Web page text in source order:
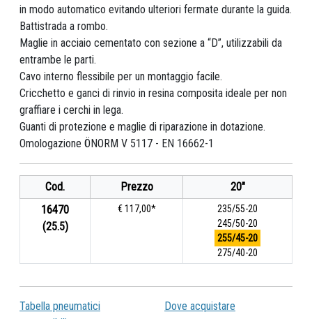
in modo automatico evitando ulteriori fermate durante la guida.
Battistrada a rombo.
Maglie in acciaio cementato con sezione a “D”, utilizzabili da
entrambe le parti.
Cavo interno flessibile per un montaggio facile.
Cricchetto e ganci di rinvio in resina composita ideale per non
graffiare i cerchi in lega.
Guanti di protezione e maglie di riparazione in dotazione.
Omologazione ÖNORM V 5117 - EN 16662-1
Cod. Prezzo
20"
16470
(25.5)
€ 117,00*
235/55-20
245/50-20
255/45-20
275/40-20
Tabella pneumatici
Dove acquistare